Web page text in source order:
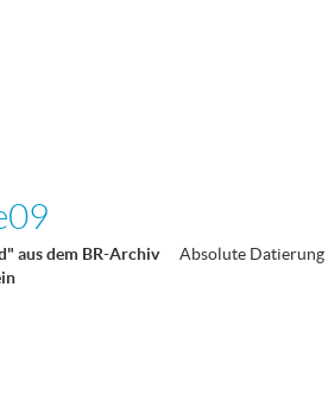
aus dem BR-Archiv Absolute Datierung